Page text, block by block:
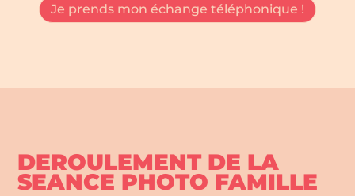
Je prends mon échange téléphonique !
DEROULEMENT DE LA
SEANCE PHOTO FAMILLE